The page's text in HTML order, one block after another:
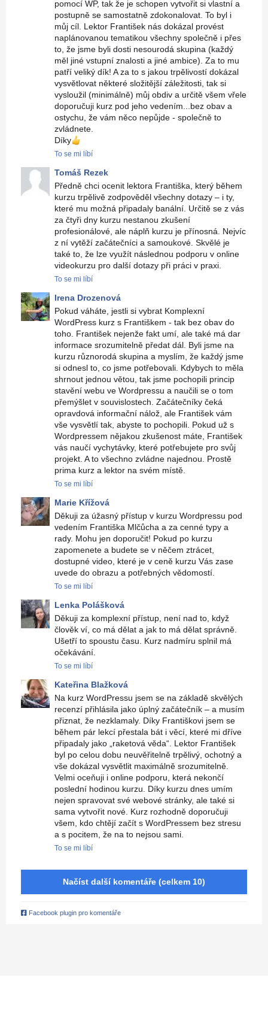
pomocí WP, tak že je schopen vytvořit si vlastní a
postupně se samostatně zdokonalovat. To byl i
můj cíl. Lektor František nás dokázal provést
naplánovanou tematikou všechny společně i přes
to, že jsme byli dosti nesourodá skupina (každý
měl jiné vstupní znalosti a jiné ambice). Za to mu
patří veliký dík! A za to s jakou trpělivostí dokázal
vysvětlovat některé složitější záležitosti, tak si
vysloužil (minimálně) můj obdiv a určitě všem vřele
doporučuji kurz pod jeho vedením...bez obav a
ostychu, že vám něco nepůjde - společně to
zvládnete.
Díky👍
To se mi líbí
Tomáš Rezek
Předně chci ocenit lektora Františka, který během
kurzu trpělivě zodpověděl všechny dotazy – i ty,
které mu možná připadaly banální. Určitě se z vás
za čtyři dny kurzu nestanou zkušení
profesionálové, ale náplň kurzu je přínosná. Nejvíc
z ní vytěží začátečníci a samoukové. Skvělé je
také to, že lze využít následnou podporu v online
videokurzu pro další dotazy při práci v praxi.
To se mi líbí
Irena Drozenová
Pokud váháte, jestli si vybrat Komplexní
WordPress kurz s Františkem - tak bez obav do
toho. František nejenže fakt umí, ale také má dar
informace srozumitelně předat dál. Byli jsme na
kurzu různorodá skupina a myslím, že každý jsme
si odnesl to, co jsme potřebovali. Kdybych to měla
shrnout jednou větou, tak jsme pochopili princip
stavění webu ve Wordpressu a naučili se o tom
přemýšlet v souvislostech. Začátečníky čeká
opravdová informační nálož, ale František vám
vše vysvětlí tak, abyste to pochopili. Pokud už s
Wordpressem nějakou zkušenost máte, František
vás naučí vychytávky, které potřebujete pro svůj
projekt. A to všechno zvládne najednou. Prostě
prima kurz a lektor na svém místě.
To se mi líbí
Marie Křížová
Děkuji za úžasný přístup v kurzu Wordpressu pod
vedením Františka Mlčůcha a za cenné typy a
rady. Mohu jen doporučit! Pokud po kurzu
zapomenete a budete se v něčem ztrácet,
dostupné video, které je v ceně kurzu Vás zase
uvede do obrazu a potřebných vědomostí.
To se mi líbí
Lenka Polášková
Děkuji za komplexní přístup, není nad to, když
člověk ví, co má dělat a jak to má dělat správně.
Ušetří to spoustu času. Kurz nadmíru splnil má
očekávání.
To se mi líbí
Kateřina Blažková
Na kurz WordPressu jsem se na základě skvělých
recenzí přihlásila jako úplný začátečník – a musím
přiznat, že nezklamaly. Díky Františkovi jsem se
během pár lekcí přestala bát i věcí, které mi dříve
připadaly jako „raketová věda“. Lektor František
byl po celou dobu neuvěřitelně trpělivý, ochotný a
vše dokázal vysvětlit maximálně srozumitelně.
Velmi oceňuji i online podporu, která nekončí
poslední hodinou kurzu. Díky kurzu dnes umím
nejen spravovat své webové stránky, ale také si
sama vytvořit nové. Kurz rozhodně doporučuji
všem, kdo chtějí začít s WordPressem bez stresu
a s pocitem, že na to nejsou sami.
To se mi líbí
Načíst další komentáře (celkem 10)
Facebook plugin pro komentáře